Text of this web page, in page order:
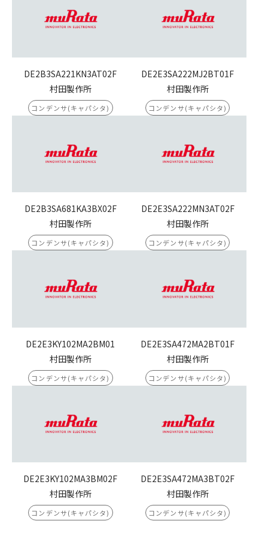
DE2B3SA221KN3AT02F
村田製作所
コンデンサ(キャパシタ)
DE2E3SA222MJ2BT01F
村田製作所
コンデンサ(キャパシタ)
DE2B3SA681KA3BX02F
村田製作所
コンデンサ(キャパシタ)
DE2E3SA222MN3AT02F
村田製作所
コンデンサ(キャパシタ)
DE2E3KY102MA2BM01
村田製作所
コンデンサ(キャパシタ)
DE2E3SA472MA2BT01F
村田製作所
コンデンサ(キャパシタ)
DE2E3KY102MA3BM02F
村田製作所
コンデンサ(キャパシタ)
DE2E3SA472MA3BT02F
村田製作所
コンデンサ(キャパシタ)